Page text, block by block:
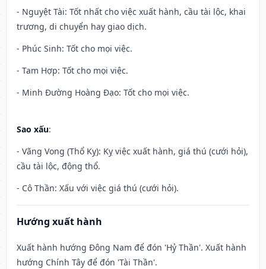
- Nguyệt Tài: Tốt nhất cho việc xuất hành, cầu tài lộc, khai
trương, di chuyển hay giao dịch.
- Phúc Sinh: Tốt cho mọi việc.
- Tam Hợp: Tốt cho mọi việc.
- Minh Đường Hoàng Đạo: Tốt cho mọi việc.
Sao xấu:
- Vãng Vong (Thổ Kỵ): Kỵ việc xuất hành, giá thú (cưới hỏi),
cầu tài lộc, động thổ.
- Cô Thần: Xấu với việc giá thú (cưới hỏi).
Hướng xuất hành
Xuất hành hướng Đông Nam để đón 'Hỷ Thần'. Xuất hành
hướng Chính Tây để đón 'Tài Thần'.